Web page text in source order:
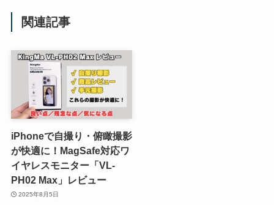
関連記事
iPhoneで自撮り・俯瞰撮影
が快適に！MagSafe対応ワ
イヤレスモニター「VL-
PH02 Max」レビュー
2025年8月5日